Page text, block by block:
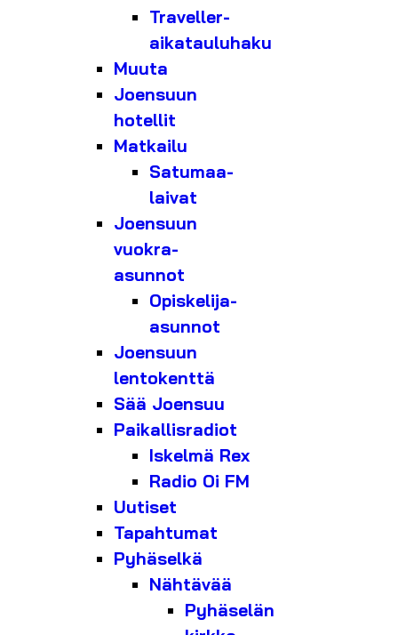
Traveller-
aikatauluhaku
Muuta
Joensuun
hotellit
Matkailu
Satumaa-
laivat
Joensuun
vuokra-
asunnot
Opiskelija-
asunnot
Joensuun
lentokenttä
Sää Joensuu
Paikallisradiot
Iskelmä Rex
Radio Oi FM
Uutiset
Tapahtumat
Pyhäselkä
Nähtävää
Pyhäselän